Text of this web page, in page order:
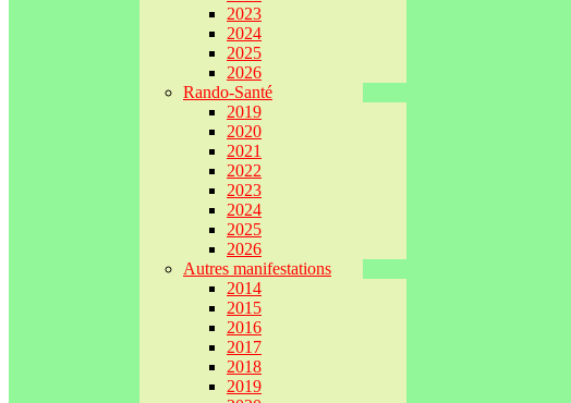
2023
2024
2025
2026
Rando-Santé
2019
2020
2021
2022
2023
2024
2025
2026
Autres manifestations
2014
2015
2016
2017
2018
2019